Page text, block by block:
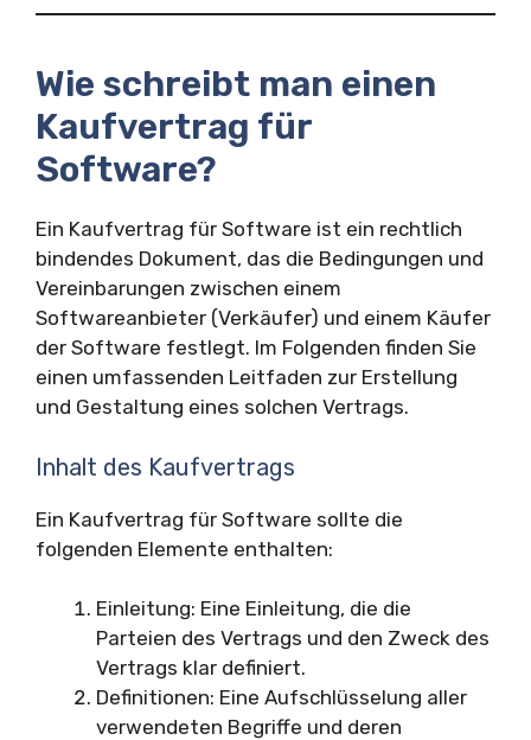
Wie schreibt man einen
Kaufvertrag für
Software?
Ein Kaufvertrag für Software ist ein rechtlich
bindendes Dokument, das die Bedingungen und
Vereinbarungen zwischen einem
Softwareanbieter (Verkäufer) und einem Käufer
der Software festlegt. Im Folgenden finden Sie
einen umfassenden Leitfaden zur Erstellung
und Gestaltung eines solchen Vertrags.
Inhalt des Kaufvertrags
Ein Kaufvertrag für Software sollte die
folgenden Elemente enthalten:
Einleitung: Eine Einleitung, die die
Parteien des Vertrags und den Zweck des
Vertrags klar definiert.
Definitionen: Eine Aufschlüsselung aller
verwendeten Begriffe und deren